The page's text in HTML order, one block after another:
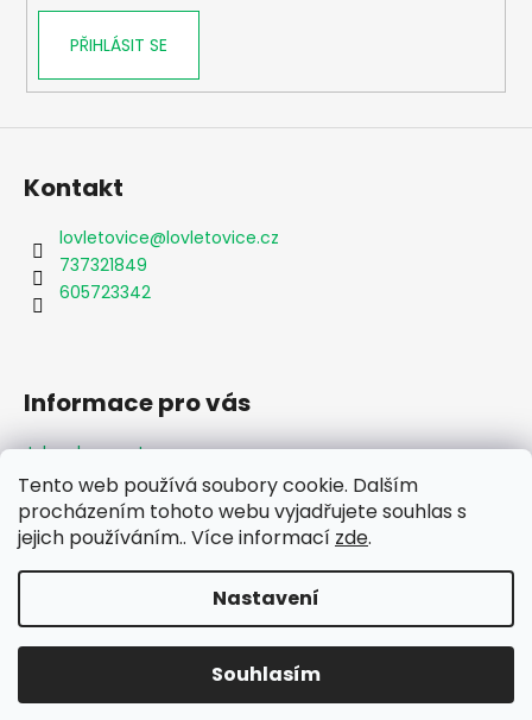
Tento web používá soubory cookie. Dalším
procházením tohoto webu vyjadřujete souhlas s
jejich používáním.. Více informací zde.
Nastavení
Souhlasím
u
PŘIHLÁSIT SE
Kontakt
lovletovice@lovletovice.cz
737321849
605723342
Informace pro vás
Jak nakupovat
Obchodní podmínky
Podmínky ochrany osobních údajů
Formulář odstoupení od smlouvy
Lov Letovice. Všechna práva vyhrazena.